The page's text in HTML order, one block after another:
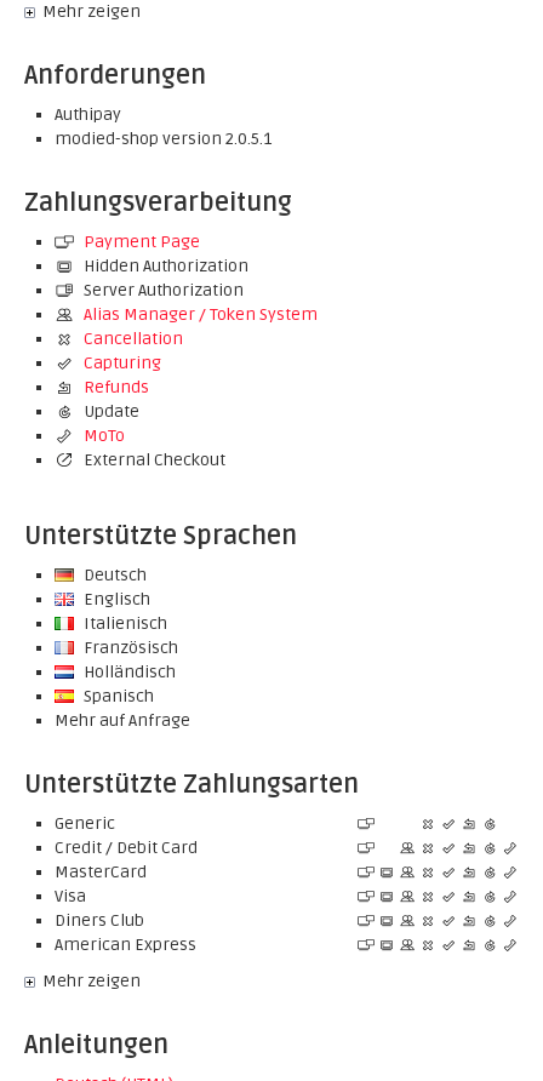
Mehr zeigen
Anforderungen
Authipay
modied-shop version 2.0.5.1
Zahlungsverarbeitung
Payment Page
Hidden Authorization
Server Authorization
Alias Manager / Token System
Cancellation
Capturing
Refunds
Update
MoTo
External Checkout
Unterstützte Sprachen
Deutsch
Englisch
Italienisch
Französisch
Holländisch
Spanisch
Mehr auf Anfrage
Unterstützte Zahlungsarten
Generic
Credit / Debit Card
MasterCard
Visa
Diners Club
American Express
Mehr zeigen
Anleitungen